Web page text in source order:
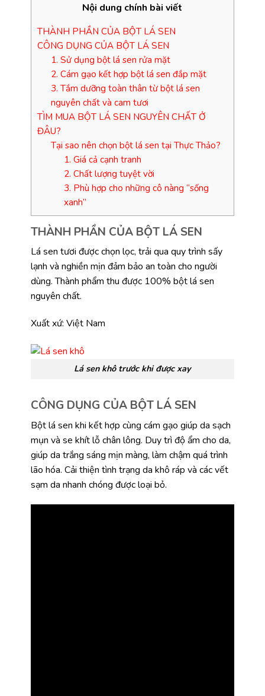
Nội dung chính bài viết
THÀNH PHẦN CỦA BỘT LÁ SEN
CÔNG DỤNG CỦA BỘT LÁ SEN
1. Sử dụng bột lá sen rửa mặt
2. Cám gạo kết hợp bột lá sen đắp mặt
3. Tắm dưỡng toàn thân từ bột lá sen
nguyên chất và cam tươi
TÌM MUA BỘT LÁ SEN NGUYÊN CHẤT Ở
ĐÂU?
Tại sao nên chọn bột lá sen tại Thực Thảo?
1. Giá cả cạnh tranh
2. Chất lượng tuyệt vời
3. Phù hợp cho những cô nàng “sống
xanh”
THÀNH PHẦN CỦA BỘT LÁ SEN
Lá sen tươi được chọn lọc, trải qua quy trình sấy
lạnh và nghiền mịn đảm bảo an toàn cho người
dùng. Thành phẩm thu được 100% bột lá sen
nguyên chất.
Xuất xứ: Việt Nam
Lá sen khô trước khi được xay
CÔNG DỤNG CỦA BỘT LÁ SEN
Bột lá sen khi kết hợp cùng cám gạo giúp da sạch
mụn và se khít lỗ chân lông. Duy trì độ ẩm cho da,
giúp da trắng sáng mịn màng, làm chậm quá trình
lão hóa. Cải thiện tình trạng da khô ráp và các vết
sạm da nhanh chóng được loại bỏ.